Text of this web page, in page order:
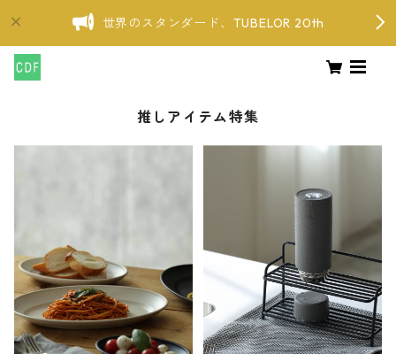
世界のスタンダード、TUBELOR 20th
推しアイテム特集